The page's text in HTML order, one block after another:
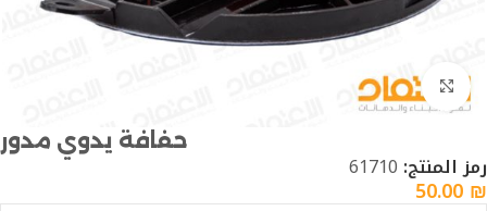
Click to enlarge
حفافة يدوي مدور
رمز المنتج: 61710
50.00 ₪